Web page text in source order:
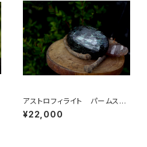
アストロフィライト パームスト
ーン
¥22,000